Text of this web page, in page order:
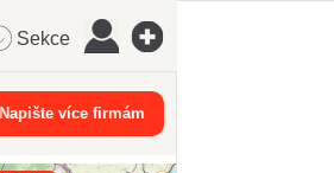
Sekce
Napište více firmám